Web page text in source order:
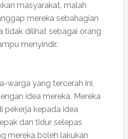
masyarakat, malah
mereka sebahagian
tidak dilihat sebagai orang
menyindir.
warga yang tercerah ini,
idea mereka. Mereka
pekerja kepada idea
dan tidur selepas
mereka boleh lakukan